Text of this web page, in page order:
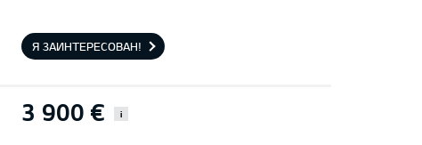
Я ЗАИНТЕРЕСОВАН!
3 900 € i